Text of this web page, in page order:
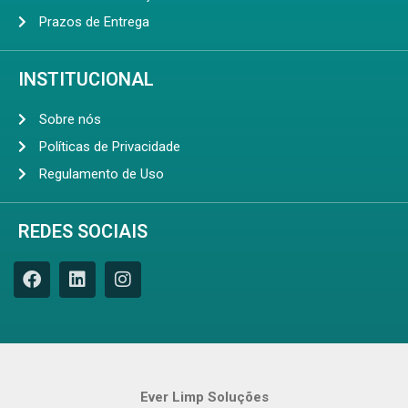
Prazos de Entrega
INSTITUCIONAL
Sobre nós
Políticas de Privacidade
Regulamento de Uso
REDES SOCIAIS
Ever Limp Soluções